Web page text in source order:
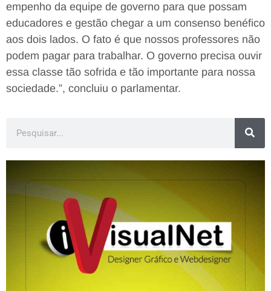
empenho da equipe de governo para que possam
educadores e gestão chegar a um consenso benéfico
aos dois lados. O fato é que nossos professores não
podem pagar para trabalhar. O governo precisa ouvir
essa classe tão sofrida e tão importante para nossa
sociedade.”, concluiu o parlamentar.